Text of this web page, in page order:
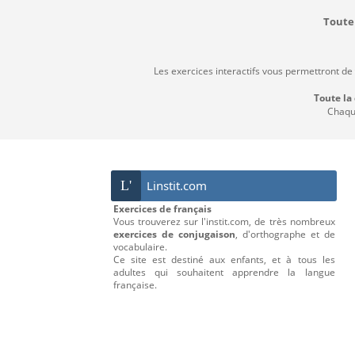
Les exercices interactifs vous permettront
Toute la
L' Linstit.com
Exercices de français
Vous trouverez sur l'instit.com, de très nombreux
exercices de conjugaison, d'orthographe et de
vocabulaire.
Ce site est destiné aux enfants, et à tous les
adultes qui souhaitent apprendre la langue
française.